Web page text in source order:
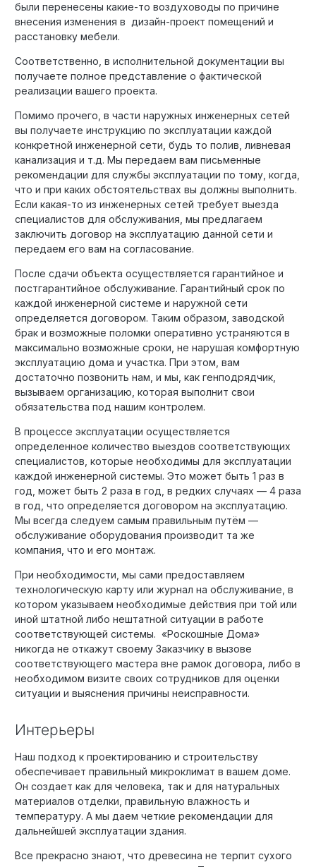
были перенесены какие-то воздуховоды по причине
внесения изменения в дизайн-проект помещений и
расстановку мебели.
Соответственно, в исполнительной документации вы
получаете полное представление о фактической
реализации вашего проекта.
Помимо прочего, в части наружных инженерных сетей
вы получаете инструкцию по эксплуатации каждой
конкретной инженерной сети, будь то полив, ливневая
канализация и т.д. Мы передаем вам письменные
рекомендации для службы эксплуатации по тому, когда,
что и при каких обстоятельствах вы должны выполнить.
Если какая-то из инженерных сетей требует выезда
специалистов для обслуживания, мы предлагаем
заключить договор на эксплуатацию данной сети и
передаем его вам на согласование.
После сдачи объекта осуществляется гарантийное и
постгарантийное обслуживание. Гарантийный срок по
каждой инженерной системе и наружной сети
определяется договором. Таким образом, заводской
брак и возможные поломки оперативно устраняются в
максимально возможные сроки, не нарушая комфортную
эксплуатацию дома и участка. При этом, вам
достаточно позвонить нам, и мы, как генподрядчик,
вызываем организацию, которая выполнит свои
обязательства под нашим контролем.
В процессе эксплуатации осуществляется
определенное количество выездов соответствующих
специалистов, которые необходимы для эксплуатации
каждой инженерной системы. Это может быть 1 раз в
год, может быть 2 раза в год, в редких случаях — 4 раза
в год, что определяется договором на эксплуатацию.
Мы всегда следуем самым правильным путём —
обслуживание оборудования производит та же
компания, что и его монтаж.
При необходимости, мы сами предоставляем
технологическую карту или журнал на обслуживание, в
котором указываем необходимые действия при той или
иной штатной либо нештатной ситуации в работе
соответствующей системы. «Роскошные Дома»
никогда не откажут своему Заказчику в вызове
соответствующего мастера вне рамок договора, либо в
необходимом визите своих сотрудников для оценки
ситуации и выяснения причины неисправности.
Интерьеры
Наш подход к проектированию и строительству
обеспечивает правильный микроклимат в вашем доме.
Он создает как для человека, так и для натуральных
материалов отделки, правильную влажность и
температуру. А мы даем четкие рекомендации для
дальнейшей эксплуатации здания.
Все прекрасно знают, что древесина не терпит сухого